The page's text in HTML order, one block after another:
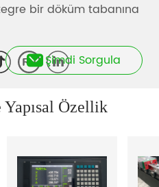
Şimdi Sorgula